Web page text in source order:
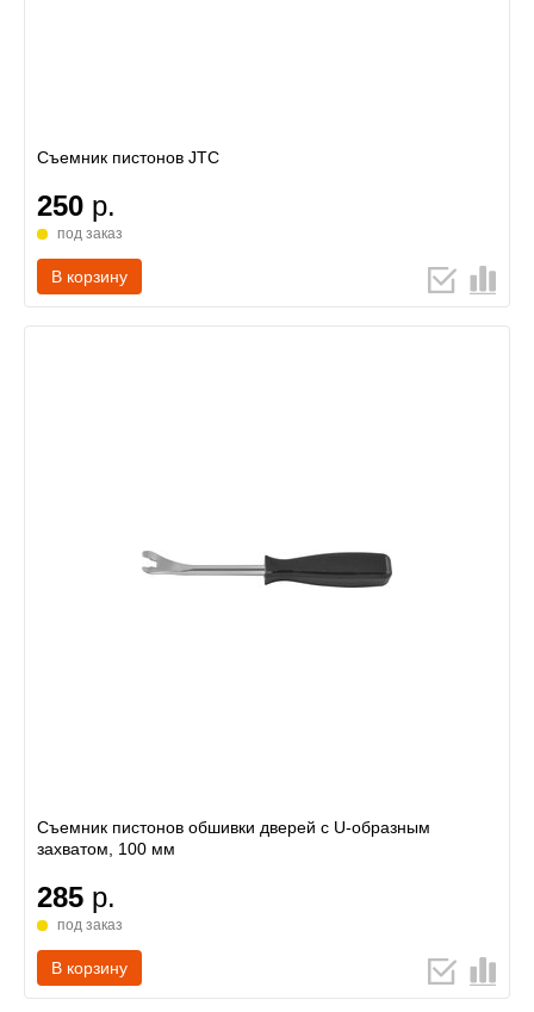
Съемник пистонов JTC
250 р.
под заказ
В корзину
Съемник пистонов обшивки дверей с U-образным
захватом, 100 мм
285 р.
под заказ
В корзину